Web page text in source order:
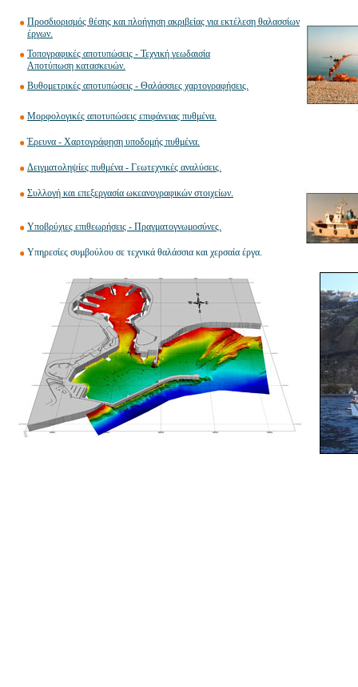
Προσδιορισμός θέσης και πλοήγηση ακριβείας για εκτέλεση θαλασσίων
έργων.
Τοπογραφικές αποτυπώσεις - Τεχνική γεωδαισία
Αποτύπωση κατασκευών.
Βυθομετρικές αποτυπώσεις - Θαλάσσιες χαρτογραφήσεις.
Μορφολογικές αποτυπώσεις επιφάνειας πυθμένα.
Έρευνα - Χαρτογράφηση υποδομής πυθμένα.
Δειγματοληψίες πυθμένα - Γεωτεχνικές αναλύσεις.
Συλλογή και επεξεργασία ωκεανογραφικών στοιχείων.
Υποβρύχιες επιθεωρήσεις - Πραγματογνωμοσύνες.
Υπηρεσίες συμβούλου σε τεχνικά θαλάσσια και χερσαία έργα.